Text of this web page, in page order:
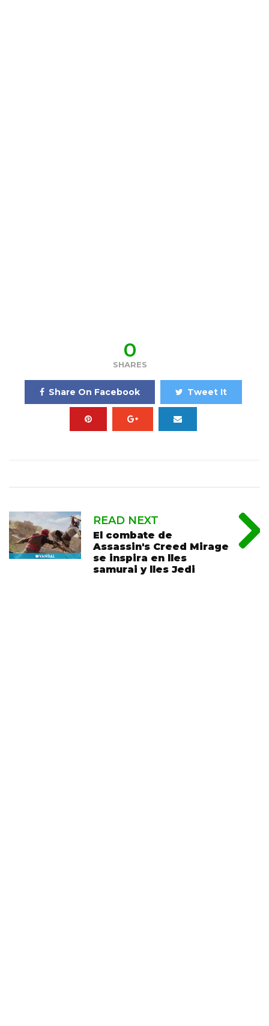
0
SHARES
Share On Facebook Tweet It
READ NEXT
El combate de
Assassin's Creed Mirage
se inspira en lles
samurai y lles Jedi